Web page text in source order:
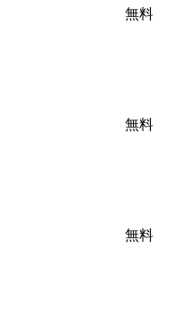
無料
無料
無料